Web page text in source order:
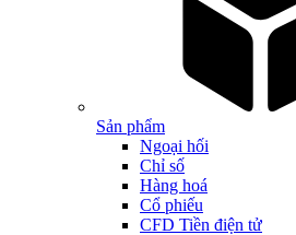
Sản phẩm
Ngoại hối
Chỉ số
Hàng hoá
Cổ phiếu
CFD Tiền điện tử